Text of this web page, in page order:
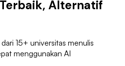
Alternatif
15+ universitas menulis
menggunakan AI